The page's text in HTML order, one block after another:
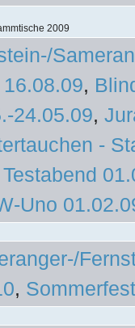
2009
,
24.05.09,
-
Uno
,